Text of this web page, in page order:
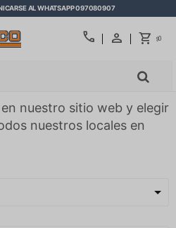
AL WHATSAPP 097080907
call $0
nuestro sitio web y elegir
nuestros locales en